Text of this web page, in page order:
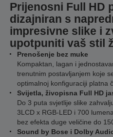
Prijenosni Full HD
dizajniran s
impresivne slike i
upotpuniti vaš stil
Prenošenje bez muke
Kompaktan, lagan i
trenutnim postavljanjem koje
optimalnoj konfiguraciji platna
Svijetla, živopisna Full HD
Do 3 puta svjetlije slike
3LCD x RGB-LED i 700
bez efekta duge veličine do
Sound by Bose i Dolby